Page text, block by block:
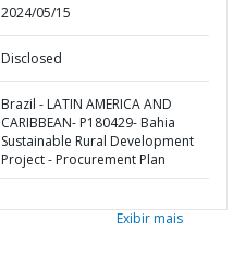
2024/05/15
Disclosed
Brazil - LATIN AMERICA AND
CARIBBEAN- P180429- Bahia
Sustainable Rural Development
Project - Procurement Plan
Exibir mais